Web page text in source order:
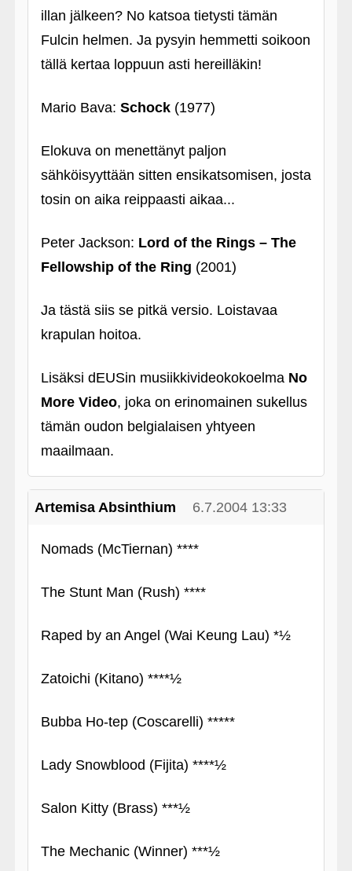
illan jälkeen? No katsoa tietysti tämän
Fulcin helmen. Ja pysyin hemmetti soikoon
tällä kertaa loppuun asti hereilläkin!
Mario Bava: Schock(1977)
Elokuva on menettänyt paljon
sähköisyyttään sitten ensikatsomisen, josta
tosin on aika reippaasti aikaa...
Peter Jackson: Lord of the Rings – The
Fellowship of the Ring (2001)
Ja tästä siis se pitkä versio. Loistavaa
krapulan hoitoa.
Lisäksi dEUSin musiikkivideokokoelma No
More Video, joka on erinomainen sukellus
tämän oudon belgialaisen yhtyeen
maailmaan.
Artemisa Absinthium 6.7.2004 13:33
Nomads (McTiernan) ****
The Stunt Man (Rush) ****
Raped by an Angel (Wai Keung Lau) *½
Zatoichi (Kitano) ****½
Bubba Ho-tep (Coscarelli) *****
Lady Snowblood (Fijita) ****½
Salon Kitty (Brass) ***½
The Mechanic (Winner) ***½